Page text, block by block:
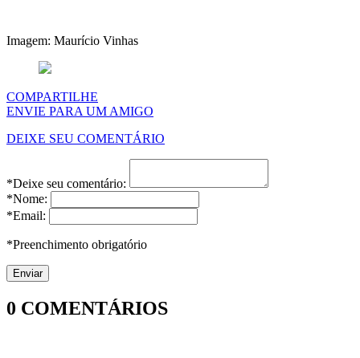
Imagem: Maurício Vinhas
COMPARTILHE
ENVIE PARA UM AMIGO
DEIXE SEU COMENTÁRIO
*Deixe seu comentário:
*Nome:
*Email:
*Preenchimento obrigatório
0 COMENTÁRIOS